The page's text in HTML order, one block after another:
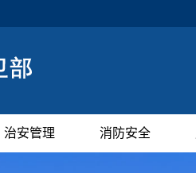
治安管理 消防安全